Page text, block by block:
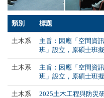
類別 標題
土木系
主旨：因應「空間資
班」設立，原碩士班
土木系
主旨：因應「空間資
班」設立，原碩士班
土木系 2025土木工程與防災